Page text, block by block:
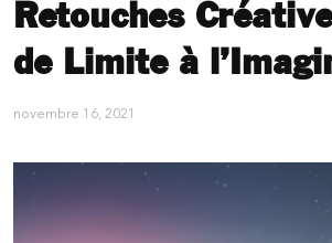
Retouches
de Limite à
novembre 16, 2021